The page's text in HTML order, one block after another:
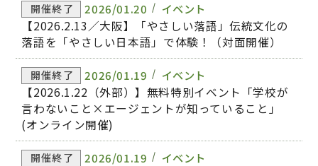
開催終了 2026/01.20 イベント
【2026.2.13／大阪】「やさしい落語」伝統文化の
落語を「やさしい日本語」で体験！（対面開催）
開催終了 2026/01.19 イベント
【2026.1.22（外部）】無料特別イベント「学校が
言わないこと×エージェントが知っていること」
(オンライン開催)
開催終了 2026/01.19 イベント